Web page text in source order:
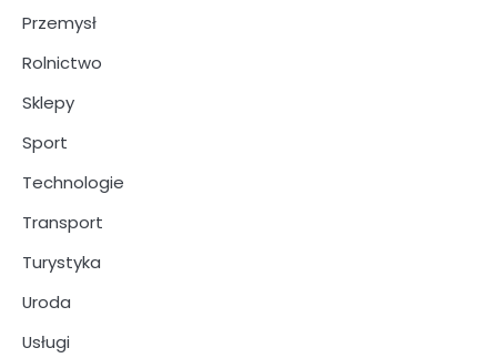
Przemysł
Rolnictwo
Sklepy
Sport
Technologie
Transport
Turystyka
Uroda
Usługi